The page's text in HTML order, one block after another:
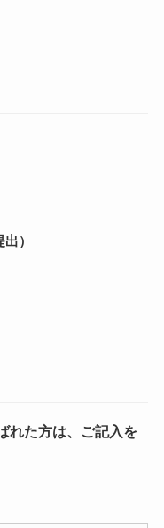
）
れた方は、ご記入を